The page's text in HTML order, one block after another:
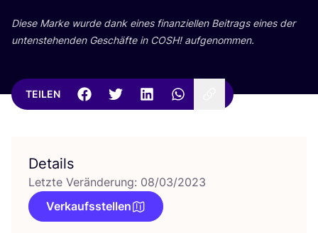
Die­se Mar­ke wur­de dank eines finan­zi­el­len Bei­trags eines der
unten­ste­hen­den Geschäf­te in COSH! aufgenommen.
TEILEN
Details
Letzte Veränderung: 08/03/2023
Verkaufsstellen